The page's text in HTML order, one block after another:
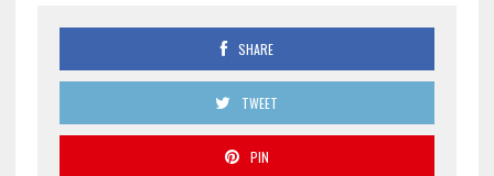
SHARE
TWEET
PIN